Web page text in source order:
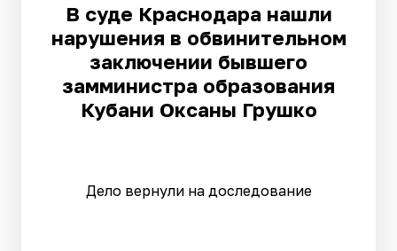
В суде Краснодара нашли
нарушения в обвинительном
заключении бывшего
замминистра образования
Кубани Оксаны Грушко
Дело вернули на доследование